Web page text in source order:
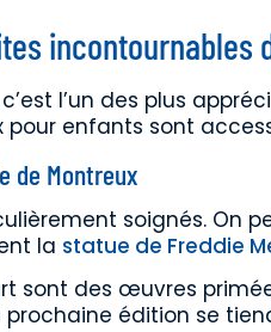
incontournables
l’un des plus
pour enfants sont
de Montreux
soignés. On
la statue de Freddie
sont des œuvres
édition se